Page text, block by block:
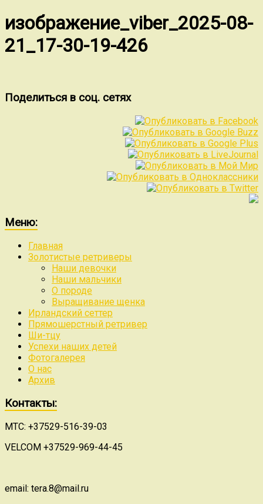
изображение_viber_2025-08-
21_17-30-19-426
Поделиться в соц. сетях
Меню:
Главная
Золотистые ретриверы
Наши девочки
Наши мальчики
О породе
Выращивание щенка
Ирландский сеттер
Прямошерстный ретривер
Ши-тцу
Успехи наших детей
Фотогалерея
О нас
Архив
Контакты:
МТС: +37529-516-39-03
VELCOM +37529-969-44-45
email: tera.8@mail.ru